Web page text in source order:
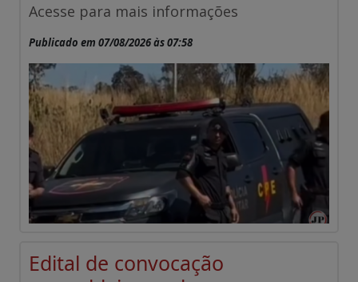
Acesse para mais informações
Publicado em 07/08/2026 às 07:58
Edital de convocação